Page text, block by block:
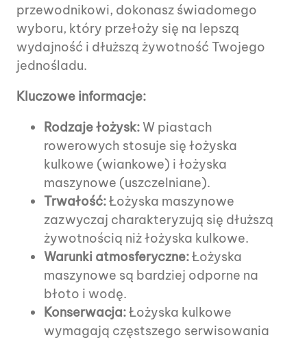
przewodnikowi, dokonasz świadomego
wyboru, który przełoży się na lepszą
wydajność i dłuższą żywotność Twojego
jednośladu.
Kluczowe informacje:
Rodzaje łożysk: W piastach
rowerowych stosuje się łożyska
kulkowe (wiankowe) i łożyska
maszynowe (uszczelniane).
Trwałość:Łożyska maszynowe
zazwyczaj charakteryzują się dłuższą
żywotnością niż łożyska kulkowe.
Warunki atmosferyczne:Łożyska
maszynowe są bardziej odporne na
błoto i wodę.
Konserwacja:Łożyska kulkowe
wymagają częstszego serwisowania